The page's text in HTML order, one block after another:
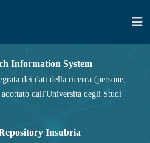
Information System
dei dati della ricerca (persone,
dall'Università degli Studi
Insubria